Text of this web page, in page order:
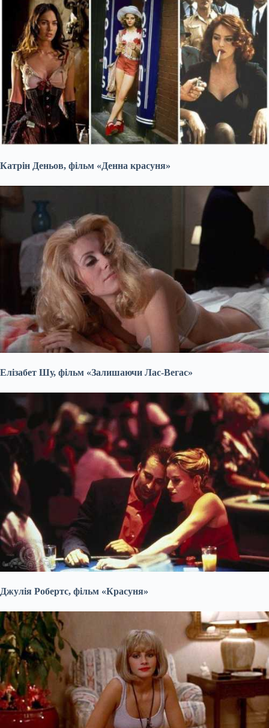
Катрін Деньов, фільм «Денна красуня»
Елізабет Шу, фільм «Залишаючи Лас-Вегас»
Джулія Робертс, фільм «Красуня»